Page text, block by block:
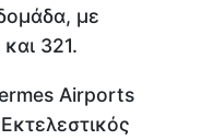
με
321.
Airports